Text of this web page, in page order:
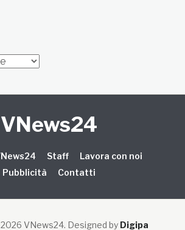
VNews24
Staff
Lavora con noi
Pubblicità
Contatti
VNews24. Designed by Digipa